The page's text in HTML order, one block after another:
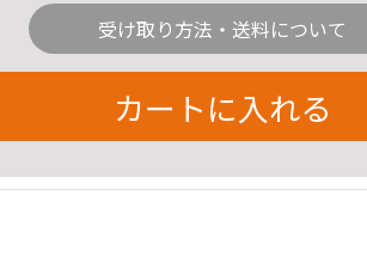
受け取り方法・送料について
カートに入れる